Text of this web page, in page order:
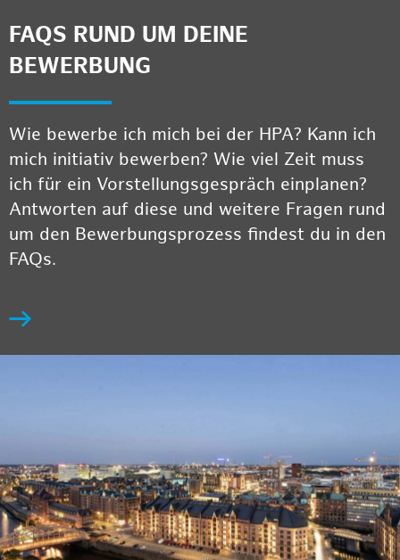
FAQS RUND UM DEINE
BEWERBUNG
Wie bewerbe ich mich bei der HPA? Kann ich
mich initiativ bewerben? Wie viel Zeit muss
ich für ein Vorstellungsgespräch einplanen?
Antworten auf diese und weitere Fragen rund
um den Bewerbungsprozess findest du in den
FAQs.